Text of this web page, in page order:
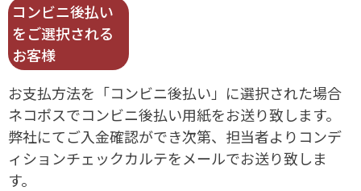
コンビニ後払い
をご選択される
お客様
お支払方法を「コンビニ後払い」に選択された場合
ネコポスでコンビニ後払い用紙をお送り致します。
弊社にてご入金確認ができ次第、担当者よりコンデ
ィションチェックカルテをメールでお送り致しま
す。